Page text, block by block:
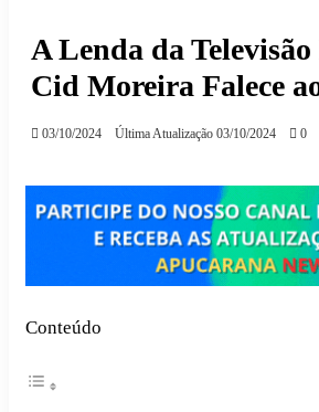
A Lenda da
Cid Moreira Falece
03/10/2024 Última Atualização 03/10/2024 0
Conteúdo